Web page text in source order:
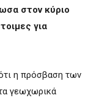
στον κύριο
για
η πρόσβαση των
γεωχωρικά